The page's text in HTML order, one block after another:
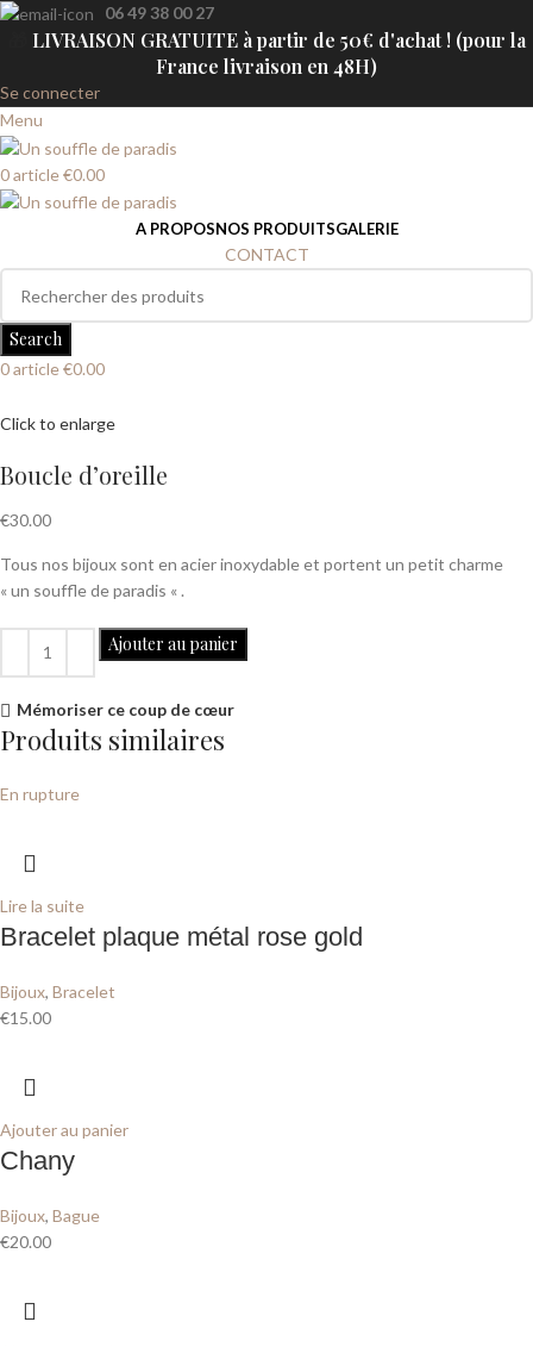
06 49 38 00 27
LIVRAISON GRATUITE à partir de 50€ d'achat ! (pour la
France livraison en 48H)
Se connecter
Menu
0article€0.00
A PROPOSNOS PRODUITSGALERIE
CONTACT
Search
0article€0.00
Click to enlarge
Boucle d’oreille
€30.00
Tous nos bijoux sont en acier inoxydable et portent un petit charme
« un souffle de paradis « .
Ajouter au panier
Mémoriser ce coup de cœur
Produits similaires
En rupture
Lire la suite
Bracelet plaque métal rose gold
Bijoux, Bracelet
€15.00
Ajouter au panier
Chany
Bijoux, Bague
€20.00